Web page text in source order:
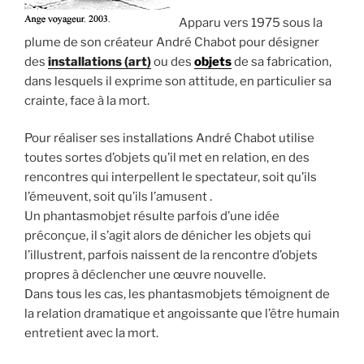
Apparu vers 1975 sous la
plume de son créateur André Chabot pour désigner
des installations (art)ou des objetsde sa fabrication,
dans lesquels il exprime son attitude, en particulier sa
crainte, face à la mort.
Pour réaliser ses installations André Chabot utilise
toutes sortes d’objets qu’il met en relation, en des
rencontres qui interpellent le spectateur, soit qu’ils
l’émeuvent, soit qu’ils l’amusent .
Un phantasmobjet résulte parfois d’une idée
préconçue, il s’agit alors de dénicher les objets qui
l’illustrent, parfois naissent de la rencontre d’objets
propres à déclencher une œuvre nouvelle.
Dans tous les cas, les phantasmobjets témoignent de
la relation dramatique et angoissante que l’être humain
entretient avec la mort.